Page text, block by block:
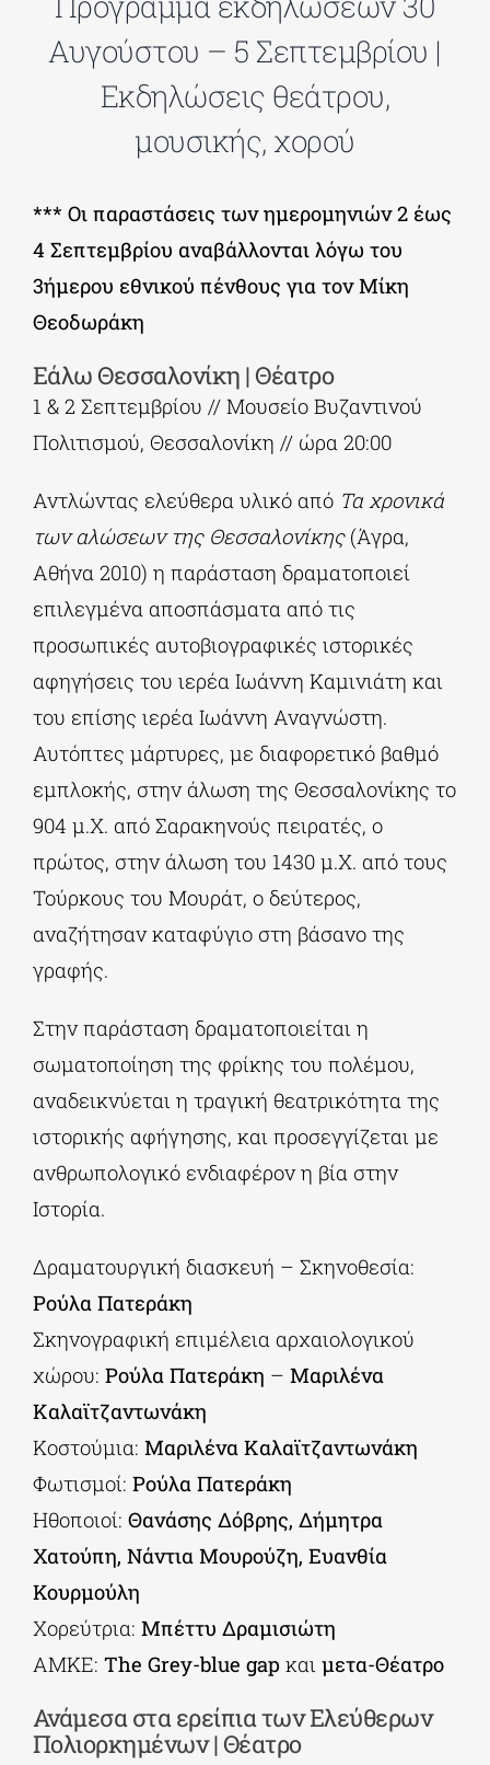
ΔΙΔΑΚΤΟΡΙΚΑ
ΕΚΠΑΙΔΕΥΤΙΚΑ ΙΔΡΥΜΑΤΑ
ΠΟΛΙΤΙΣΤΙΚΟΙ ΦΟΡΕΙΣ
ΧΩΡΟΙ ΤΕΧΝΗΣ
Αυγούστου – 5 Σεπτεμβρίου |
Εκδηλώσεις θεάτρου,
μουσικής, χορού
*** Οι παραστάσεις των ημερομηνιών 2 έως
4 Σεπτεμβρίου αναβάλλονται λόγω του
3ήμερου εθνικού πένθους για τον Μίκη
Θεοδωράκη
Εάλω Θεσσαλονίκη | Θέατρο
1 & 2 Σεπτεμβρίου // Μουσείο Βυζαντινού
Πολιτισμού, Θεσσαλονίκη // ώρα 20:00
Αντλώντας ελεύθερα υλικό από Τα χρονικά
των αλώσεων της Θεσσαλονίκης(Άγρα,
Αθήνα 2010) η παράσταση δραματοποιεί
επιλεγμένα αποσπάσματα από τις
προσωπικές αυτοβιογραφικές ιστορικές
αφηγήσεις του ιερέα Ιωάννη Καμινιάτη και
του επίσης ιερέα Ιωάννη Αναγνώστη.
Αυτόπτες μάρτυρες, με διαφορετικό βαθμό
εμπλοκής, στην άλωση της Θεσσαλονίκης το
904 μ.Χ. από Σαρακηνούς πειρατές, ο
πρώτος, στην άλωση του 1430 μ.Χ. από τους
Τούρκους του Μουράτ, ο δεύτερος,
αναζήτησαν καταφύγιο στη βάσανο της
γραφής.
Στην παράσταση δραματοποιείται η
σωματοποίηση της φρίκης του πολέμου,
αναδεικνύεται η τραγική θεατρικότητα της
ιστορικής αφήγησης, και προσεγγίζεται με
ανθρωπολογικό ενδιαφέρον η βία στην
Ιστορία.
Δραματουργική διασκευή – Σκηνοθεσία:
Ρούλα Πατεράκη
Σκηνογραφική επιμέλεια αρχαιολογικού
χώρου: Ρούλα Πατεράκη – Μαριλένα
Καλαϊτζαντωνάκη
Κοστούμια: Μαριλένα Καλαϊτζαντωνάκη
Φωτισμοί: Ρούλα Πατεράκη
Ηθοποιοί: Θανάσης Δόβρης, Δήμητρα
Χατούπη, Nάντια Μουρούζη, Ευανθία
Κουρμούλη
Χορεύτρια: Μπέττυ Δραμισιώτη
ΑΜΚΕ: The Grey-blue gap και μετα-Θέατρο
Ανάμεσα στα ερείπια των Ελεύθερων
Πολιορκημένων | Θέατρο